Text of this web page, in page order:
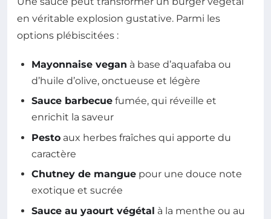
en véritable explosion gustative. Parmi les
options plébiscitées :
Mayonnaise vegan à base d’aquafaba ou
d’huile d’olive, onctueuse et légère
Sauce barbecue fumée, qui réveille et
enrichit la saveur
Pesto aux herbes fraîches qui apporte du
caractère
Chutney de mangue pour une douce note
exotique et sucrée
Sauce au yaourt végétal à la menthe ou au